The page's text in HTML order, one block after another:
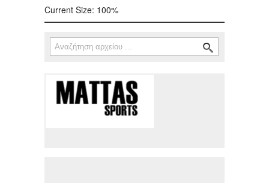
Current Size: 100%
Φόρμα αναζήτησης
Αναζήτηση